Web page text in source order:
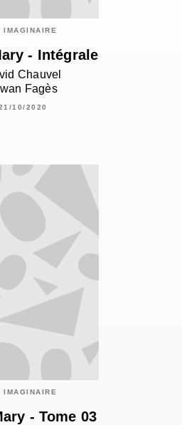
IMAGINAIRE
- Intégrale
Chauvel
Fagès
10/2020
IMAGINAIRE
- Tome 03